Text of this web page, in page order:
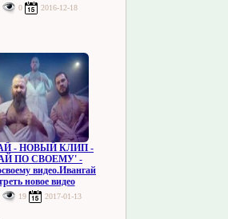
0 2016-12-18
- НОВЫЙ КЛИП -
ПО СВОЕМУ' -
видео.Ивангай
новое видео
19 2017-01-13